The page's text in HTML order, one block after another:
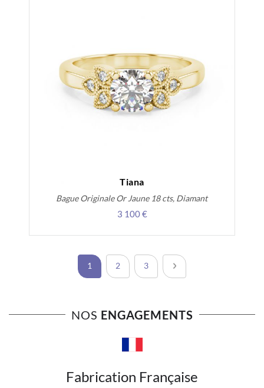
Tiana
Bague Originale Or Jaune 18 cts, Diamant
3 100 €
Page
Vous lisez actuellement la page
1 Page
2 Page
3 Page
Suivant
NOS ENGAGEMENTS
Fabrication Française